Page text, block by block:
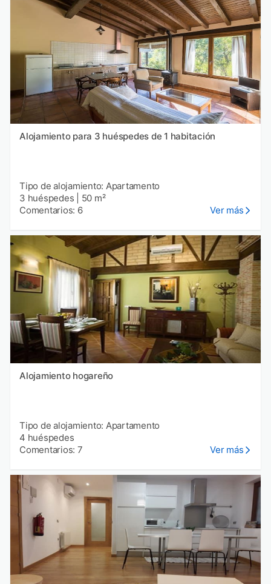
Alojamiento para 3 huéspedes de 1 habitación
Tipo de alojamiento: Apartamento
3 huéspedes
50 m²
Comentarios: 6
Ver más
Alojamiento hogareño
Tipo de alojamiento: Apartamento
4 huéspedes
Comentarios: 7
Ver más